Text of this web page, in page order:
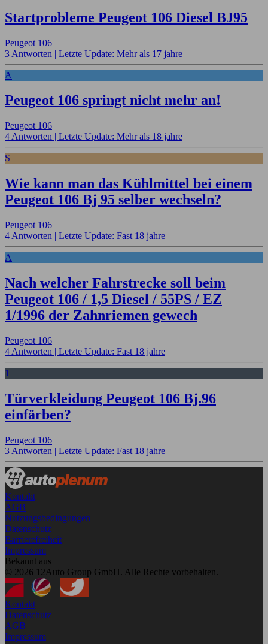
Startprobleme Peugeot 106 Diesel BJ95
Peugeot 106
3 Antworten | Letzte Update: Mehr als 17 jahre
A
Peugeot 106 springt nicht mehr an!
Peugeot 106
4 Antworten | Letzte Update: Mehr als 18 jahre
S
Wie kann man das Kühlmittel bei einem
Peugeot 106 Bj 95 selber wechseln?
Peugeot 106
4 Antworten | Letzte Update: Fast 18 jahre
A
Nach welcher Fahrstrecke soll beim
Peugeot 106 / 1,5 Diesel / 55PS / EZ
1/1996 der Zahnriemen gewech
Peugeot 106
4 Antworten | Letzte Update: Fast 18 jahre
1
Türverkleidung Peugeot 106 Bj.96
einfärben?
Peugeot 106
3 Antworten | Letzte Update: Fast 18 jahre
Kontakt
AGB
Nutzungsbedingungen
Datenschutz
Barrierefreiheit
Impressum
Bekannt aus
© 2026 12Auto Group GmbH. Alle Rechte vorbehalten.
Kontakt
Datenschutz
AGB
Impressum